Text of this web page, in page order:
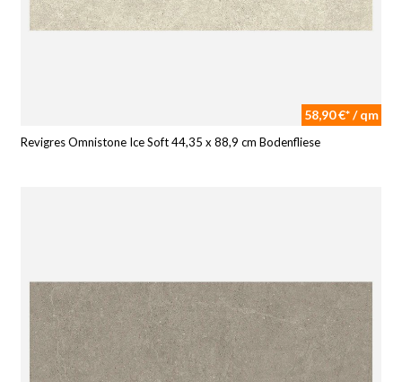
58,90 €* / qm
Revigres Omnistone Ice Soft 44,35 x 88,9 cm Bodenfliese